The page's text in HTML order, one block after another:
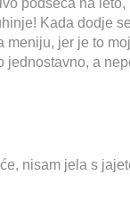
podseca na
Kada dodje
meniju, jer je to
jednostavno, a
nisam jela s